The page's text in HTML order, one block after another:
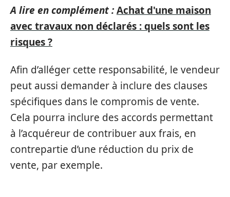
A lire en complément :Achat d'une maison
avec travaux non déclarés : quels sont les
risques ?
Afin d’alléger cette responsabilité, le vendeur
peut aussi demander à inclure des clauses
spécifiques dans le compromis de vente.
Cela pourra inclure des accords permettant
à l’acquéreur de contribuer aux frais, en
contrepartie d’une réduction du prix de
vente, par exemple.